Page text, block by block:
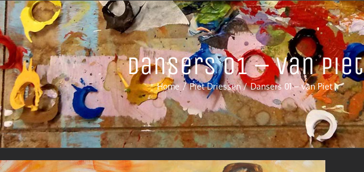
Dansers 01 – van Piet
Home Piet Driessen Dansers 01 – van Piet